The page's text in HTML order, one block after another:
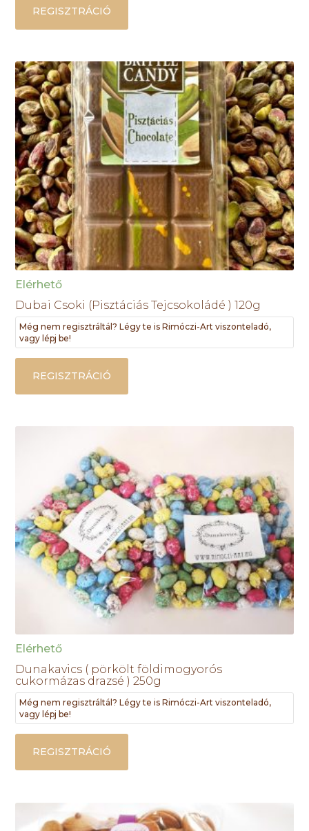
REGISZTRÁCIÓ
Elérhető
Dubai Csoki (Pisztáciás Tejcsokoládé ) 120g
Még nem regisztráltál? Légy te is Rimóczi-Art viszonteladó,
vagy lépj be!
REGISZTRÁCIÓ
Elérhető
Dunakavics ( pörkölt földimogyorós
cukormázas drazsé ) 250g
Még nem regisztráltál? Légy te is Rimóczi-Art viszonteladó,
vagy lépj be!
REGISZTRÁCIÓ